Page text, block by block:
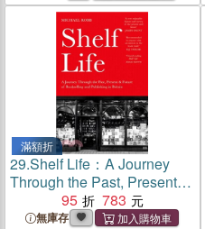
滿額折
29.Shelf Life：A Journey
Through the Past, Present &
Future of Bookselling and
Publishing in Britain
95 783
無庫存